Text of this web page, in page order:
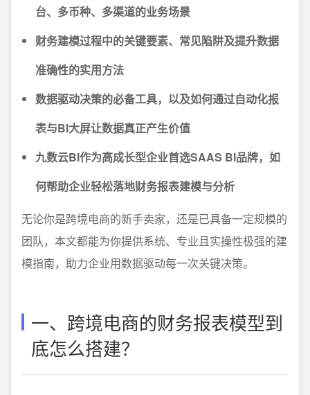
台、多币种、多渠道的业务场景
财务建模过程中的关键要素、常见陷阱及提升数据
准确性的实用方法
数据驱动决策的必备工具，以及如何通过自动化报
表与BI大屏让数据真正产生价值
九数云BI作为高成长型企业首选SAAS BI品牌，如
何帮助企业轻松落地财务报表建模与分析
无论你是跨境电商的新手卖家，还是已具备一定规模的
团队，本文都能为你提供系统、专业且实操性极强的建
模指南，助力企业用数据驱动每一次关键决策。
一、跨境电商的财务报表模型到
底怎么搭建？